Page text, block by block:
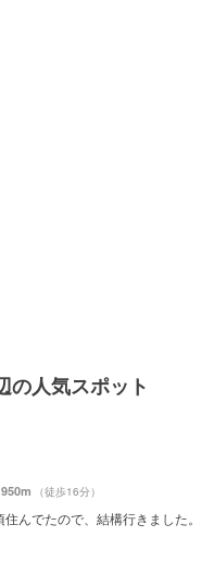
の人気スポット
950m （徒歩16分）
んでたので、結構行きました。